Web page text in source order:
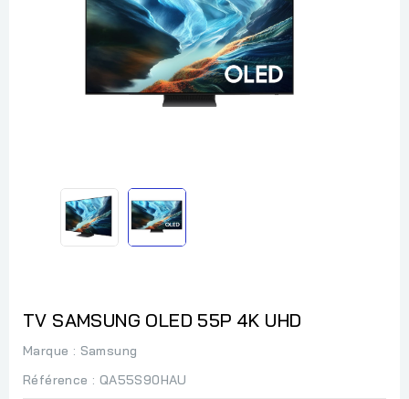
TV SAMSUNG OLED 55P 4K UHD
Marque : Samsung
Référence : QA55S90HAU